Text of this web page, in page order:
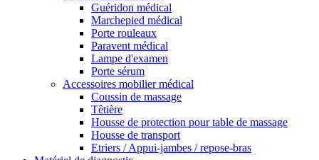
Guéridon médical
Marchepied médical
Porte rouleaux
Paravent médical
Lampe d'examen
Porte sérum
Accessoires mobilier médical
Coussin de massage
Têtière
Housse de protection pour table de massage
Housse de transport
Etriers / Appui-jambes / repose-bras